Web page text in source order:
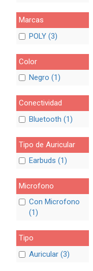
Marcas
POLY (3)
Color
Negro (1)
Conectividad
Bluetooth (1)
Tipo de Auricular
Earbuds (1)
Microfono
Con Microfono
(1)
Tipo
Auricular (3)